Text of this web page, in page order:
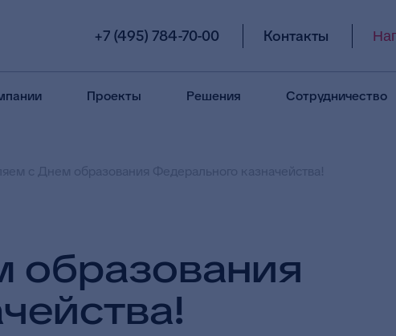
+7 (495) 784-70-00 Контакты
Проекты Решения Сотрудничество
образования